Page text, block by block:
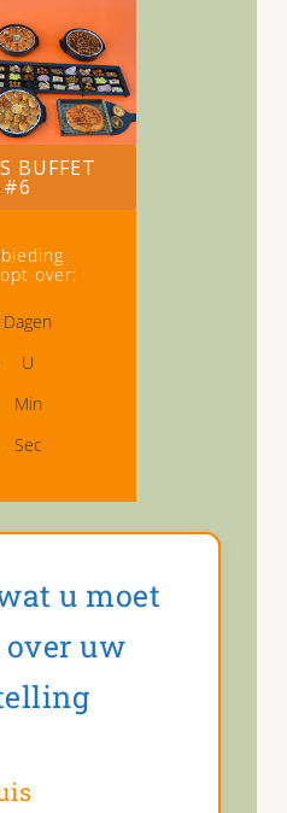
BUFFET
#6
over:
Dagen
U
Min
Sec
u moet
uw